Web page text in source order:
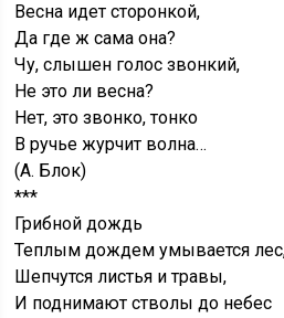
Весна идет сторонкой,
Да где ж сама она?
Чу, слышен голос звонкий,
Не это ли весна?
Нет, это звонко, тонко
В ручье журчит волна…
(А. Блок)
***
Грибной дождь
Теплым дождем умывается
Шепчутся листья и травы,
И поднимают стволы до небес